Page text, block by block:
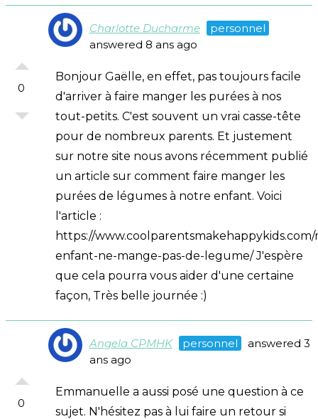
0
Charlotte Ducharme
personnel
answered 8 ans ago
Bonjour Gaëlle, en effet, pas toujours facile
d'arriver à faire manger les purées à nos
tout-petits. C'est souvent un vrai casse-tête
pour de nombreux parents. Et justement
sur notre site nous avons récemment publié
un article sur comment faire manger les
purées de légumes à notre enfant. Voici
l'article :
https://
enfant-ne-mange-pas-de-legume/ J'espère
que cela pourra vous aider d'une certaine
façon, Très belle journée :)
0
Angela CPMHK personnel
answered 3
ans ago
Emmanuelle a aussi posé une question à ce
sujet. N'hésitez pas à lui faire un retour si